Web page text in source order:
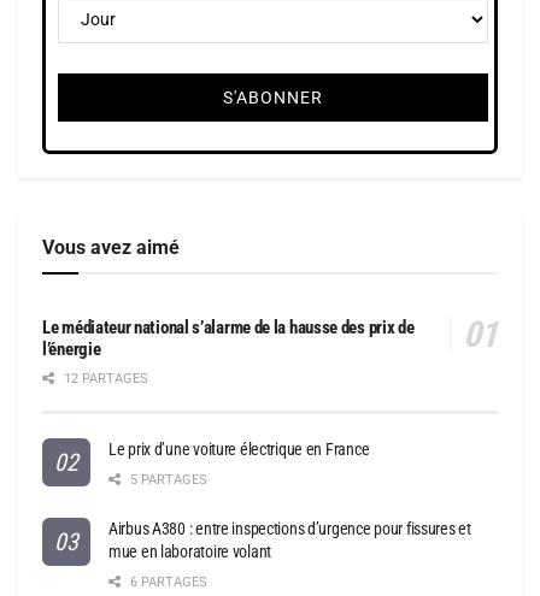
Vous avez aimé
Le médiateur national s’alarme de la hausse des prix de
l’énergie
12 PARTAGES
Le prix d’une voiture électrique en France
5 PARTAGES
Airbus A380 : entre inspections d’urgence pour fissures et
mue en laboratoire volant
6 PARTAGES